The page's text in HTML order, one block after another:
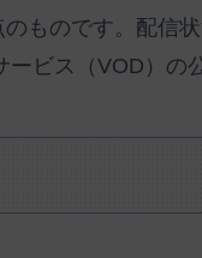
ものです。配信
ビス（VOD）の